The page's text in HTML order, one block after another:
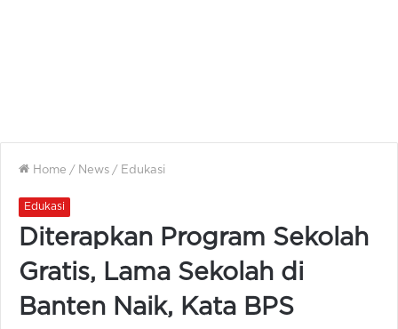
Home / News / Edukasi
Edukasi
Diterapkan Program Sekolah
Gratis, Lama Sekolah di
Banten Naik, Kata BPS